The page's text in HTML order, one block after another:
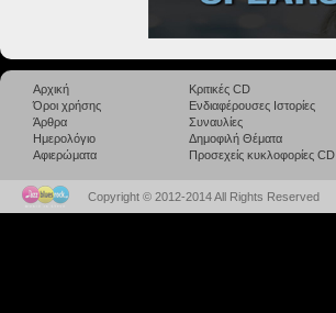
Αρχική
Όροι χρήσης
Άρθρα
Ημερολόγιο
Αφιερώματα
Κριτικές CD
Ενδιαφέρουσες Ιστορίες
Συναυλίες
Δημοφιλή Θέματα
Προσεχείς κυκλοφορίες CD
Copyright © 2012-2014 All Rights Reserved